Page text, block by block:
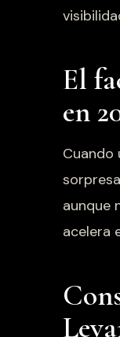
El
en
Cuando
aunque
acelera